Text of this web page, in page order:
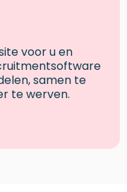
voor u en
samen te
te werven.